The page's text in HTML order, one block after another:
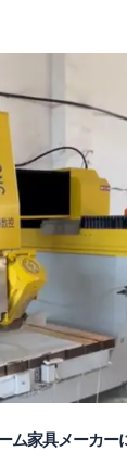
ム家具メーカー